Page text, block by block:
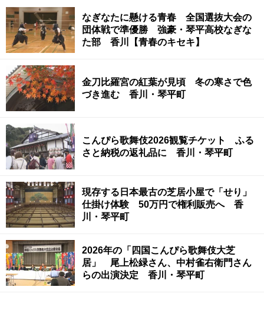
なぎなたに懸ける青春 全国選抜大会の
団体戦で準優勝 強豪・琴平高校なぎな
た部 香川【青春のキセキ】
金刀比羅宮の紅葉が見頃 冬の寒さで色
づき進む 香川・琴平町
こんぴら歌舞伎2026観覧チケット ふる
さと納税の返礼品に 香川・琴平町
現存する日本最古の芝居小屋で「せり」
仕掛け体験 50万円で権利販売へ 香
川・琴平町
2026年の「四国こんぴら歌舞伎大芝
居」 尾上松緑さん、中村雀右衛門さん
らの出演決定 香川・琴平町